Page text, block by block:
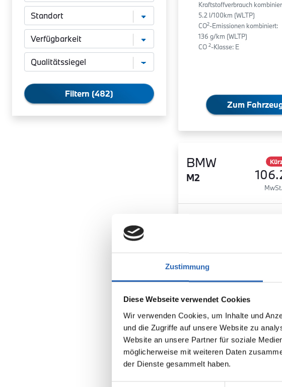
Zustimmung
Diese Webseite verwendet Cookies
Wir verwenden Cookies, um Inhalte und
und die Zugriffe auf unsere Website zu
Website an unsere Partner für soziale
möglicherweise mit weiteren Daten
der Dienste gesammelt haben.
Filtern (482)
Kraftstoffverbrauch
5.2 l/100km (WLTP)
CO2-Emissionen kombiniert:
136 g/km (WLTP)
CO 2-Klasse: E
Zum
BMW
M2
Benzin
Kraftstoff
0km
Laufleistung
Euro 6
8 Gänge
6